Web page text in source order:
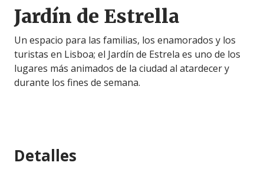
Jardín de Estrella
Un espacio para las familias, los enamorados y los
turistas en Lisboa; el Jardín de Estrela es uno de los
lugares más animados de la ciudad al atardecer y
durante los fines de semana.
Detalles